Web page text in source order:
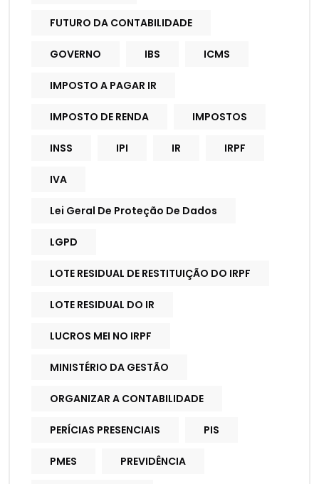
FUTURO DA CONTABILIDADE
GOVERNO IBS ICMS
IMPOSTO A PAGAR IR
IMPOSTO DE RENDA IMPOSTOS
INSS IPI IR IRPF
IVA
Lei Geral De Proteção De Dados
LGPD
LOTE RESIDUAL DE RESTITUIÇÃO DO IRPF
LOTE RESIDUAL DO IR
LUCROS MEI NO IRPF
MINISTÉRIO DA GESTÃO
ORGANIZAR A CONTABILIDADE
PERÍCIAS PRESENCIAIS PIS
PMES PREVIDÊNCIA